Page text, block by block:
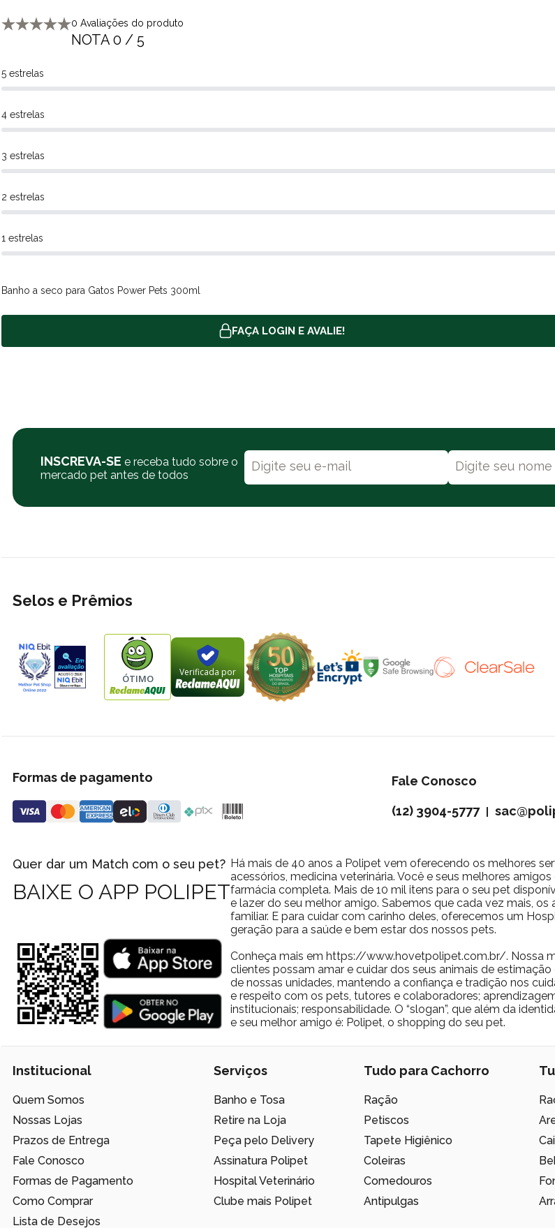
0 Avaliações do produto
NOTA 0 / 5
5 estrelas
4 estrelas
3 estrelas
2 estrelas
1 estrelas
Banho a seco para Gatos Power Pets 300ml
FAÇA LOGIN E AVALIE!
INSCREVA-SE e receba tudo sobre o
mercado pet antes de todos
Selos e Prêmios
ÓTIMO Verificada por
Formas de pagamento Fale Conosco
(12) 3904-5777|
Quer dar um Match com o seu pet?
BAIXE O APP POLIPET
Há mais de 40 anos a Polipet vem oferecendo os melhores
acessórios, medicina veterinária. Você e seus melhores
farmácia completa. Mais de 10 mil itens para o seu pet
e lazer do seu melhor amigo. Sabemos que cada vez mais,
familiar. E para cuidar com carinho deles, oferecemos um
geração para a saúde e bem estar dos nossos pets.
Conheça mais em https://www.hovetpolipet.com.br/. Nossa
clientes possam amar e cuidar dos seus animais de
de nossas unidades, mantendo a confiança e tradição nos
e respeito com os pets, tutores e colaboradores;
institucionais; responsabilidade. O “slogan”, que além da
e seu melhor amigo é: Polipet, o shopping do seu pet.
Institucional
Quem Somos
Nossas Lojas
Prazos de Entrega
Fale Conosco
Formas de Pagamento
Como Comprar
Lista de Desejos
Serviços
Banho e Tosa
Retire na Loja
Peça pelo Delivery
Assinatura Polipet
Hospital Veterinário
Clube mais Polipet
Tudo para Cachorro
Ração
Petiscos
Tapete Higiênico
Coleiras
Comedouros
Antipulgas